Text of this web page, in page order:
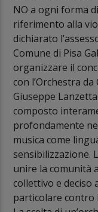
NO a ogni forma
riferimento alla
dichiarato
Comune di Pisa
organizzare il
con l’Orchestra
Giuseppe
composto
profondamente
musica come
sensibilizzazione.
unire la comunità
collettivo e deciso
particolare contro